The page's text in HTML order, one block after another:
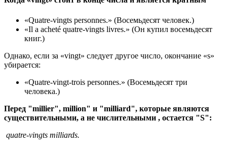
«Quatre-vingts personnes.» (Восемьдесят человек.)
«Il a acheté quatre-vingts livres.» (Он купил восемьдесят
книг.)
Однако, если за «vingt» следует другое число, окончание «s»
убирается:
«Quatre-vingt-trois personnes.» (Восемьдесят три
человека.)
Перед "millier", million" и "milliard", которые являются
существительными, а не числительными , остается "S":
quatre-vingts milliards.